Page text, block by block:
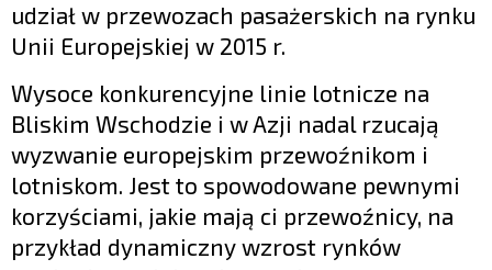
udział w przewozach pasażerskich na rynku
Unii Europejskiej w 2015 r.
Wysoce konkurencyjne linie lotnicze na
Bliskim Wschodzie i w Azji nadal rzucają
wyzwanie europejskim przewoźnikom i
lotniskom. Jest to spowodowane pewnymi
korzyściami, jakie mają ci przewoźnicy, na
przykład dynamiczny wzrost rynków